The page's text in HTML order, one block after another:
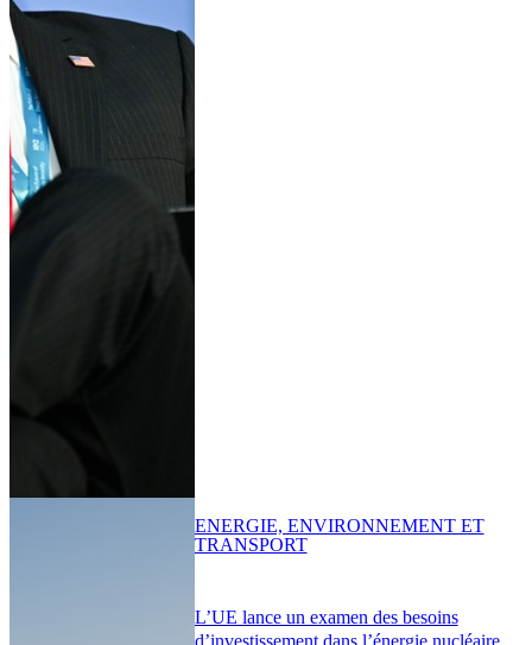
L’UE lance un examen des besoins
d’investissement dans l’énergie nucléaire
ENERGIE, ENVIRONNEMENT ET
TRANSPORT